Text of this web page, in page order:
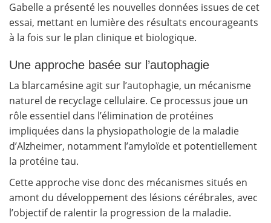
Gabelle a présenté les nouvelles données issues de cet
essai, mettant en lumière des résultats encourageants
à la fois sur le plan clinique et biologique.
Une approche basée sur l’autophagie
La blarcamésine agit sur l’autophagie, un mécanisme
naturel de recyclage cellulaire. Ce processus joue un
rôle essentiel dans l’élimination de protéines
impliquées dans la physiopathologie de la maladie
d’Alzheimer, notamment l’amyloïde et potentiellement
la protéine tau.
Cette approche vise donc des mécanismes situés en
amont du développement des lésions cérébrales, avec
l’objectif de ralentir la progression de la maladie.